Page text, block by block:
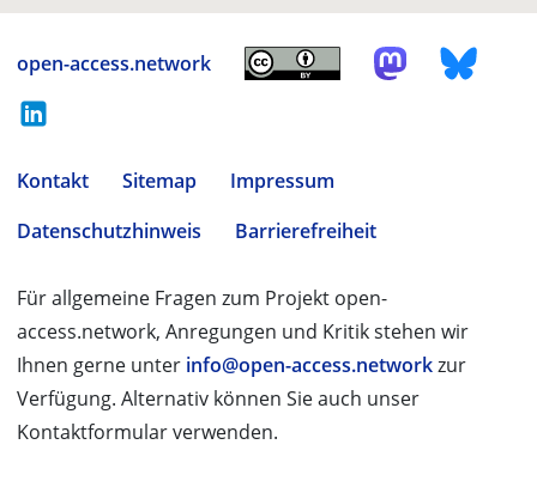
open-access.network
Kontakt Sitemap
Impressum
Datenschutzhinweis
Barrierefreiheit
Für allgemeine Fragen zum Projekt open-
access.network, Anregungen und Kritik stehen wir
Ihnen gerne unter info@open-access.networkzur
Verfügung. Alternativ können Sie auch unser
Kontaktformular verwenden.